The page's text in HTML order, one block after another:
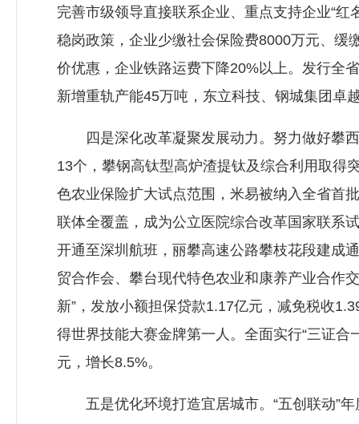
完善市级领导直接联系企业、重点支持企业“
稳岗政策，企业少缴社会保险费8000万元、缓
价优惠，企业铁路运费下降20%以上。发行全
新增重轨产能45万吨，东立科技、钢城集团卓
四是深化改革凝聚发展动力。努力做好攀西
13个，攀钢高钛型高炉渣提钛及综合利用取得
色农业保险扩大试点范围，米易被纳入全省首
联体全覆盖，成为公立医院综合改革国家联系
开通至深圳航班，丽攀高速公路攀枝花段建成
贸合作会、攀台现代特色农业和康养产业合作
新”，发放小额担保贷款1.17亿元，减免税收
得世界技能大赛金牌第一人。全面实行“三证
元，增长8.5%。
五是优化环境打造宜居城市。“五创联动”年